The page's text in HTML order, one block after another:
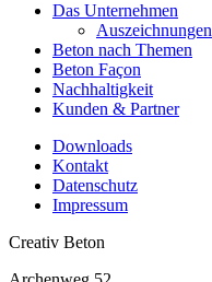
Das Unternehmen
Auszeichnungen
Beton nach Themen
Beton Façon
Nachhaltigkeit
Kunden & Partner
Downloads
Kontakt
Datenschutz
Impressum
Creativ Beton